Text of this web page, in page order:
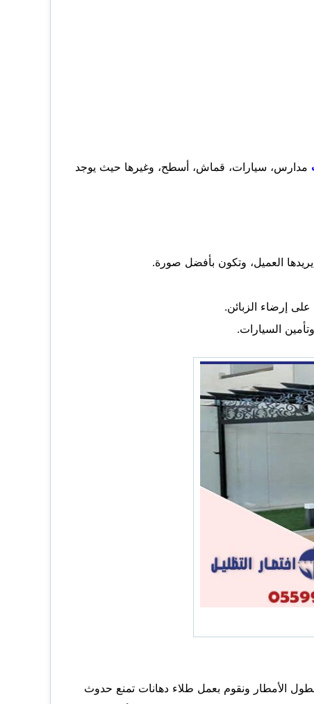
مدارس، سيارات، قماش، أسطح، وغيرها حيث يوجد
العميل، وتكون بأفضل صورة.
إرضاء الزبائن.
السيارات.
الأمطار ونقوم بعمل طلاء دهانات تمنع حدوث